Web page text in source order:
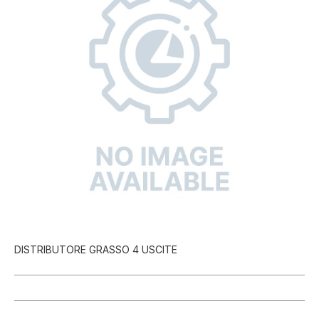
DISTRIBUTORE GRASSO 4 USCITE